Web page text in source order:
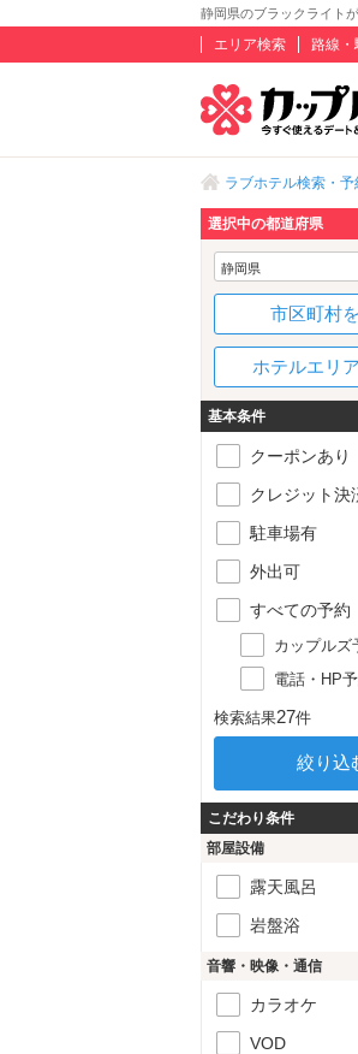
静岡県のブラックライト
エリア検索 路線・
ラブホテル検索・
選択中の都道府県
静岡県
市区町村
ホテルエリ
基本条件
クーポンあり
クレジット決
駐車場有
外出可
すべての予約
カップルズ
電話・HP
検索結果27件
こだわり条件
部屋設備
露天風呂
岩盤浴
音響・映像・通信
カラオケ
VOD